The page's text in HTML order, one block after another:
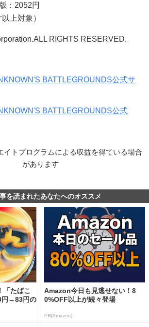
2052円
上対象）
RIGHTS RESERVED.
BATTLEGROUNDS公式サ
BATTLEGROUNDS公式
イトプログラムによる収益を得ている場合
があります
を読まれたあなたへのオススメ
「たばこ
円→83円の
Amazon今日も見逃せない！8
0%OFF以上が続々登場
PR(Amazon)